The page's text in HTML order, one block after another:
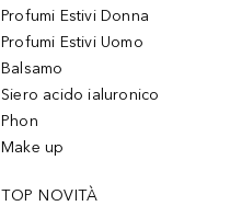
Profumi Estivi Donna
Profumi Estivi Uomo
Balsamo
Siero acido ialuronico
Phon
Make up
TOP NOVITÀ